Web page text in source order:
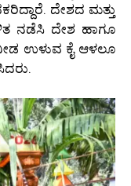
ದೇಶದ ಮತ್ತು
ನಡೆಸಿ ದೇಶ ಹಾಗೂ
ಉಳುವ ಕೈ ಆಳಲೂ